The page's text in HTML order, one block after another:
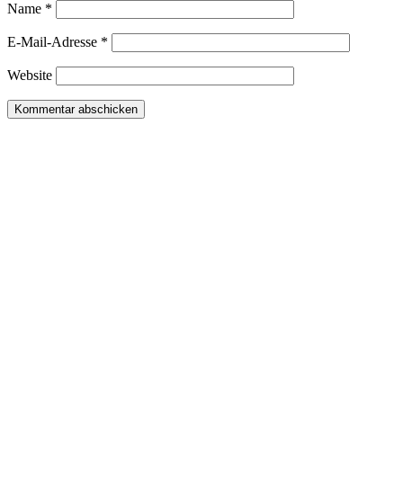
Name *
E-Mail-Adresse *
Website